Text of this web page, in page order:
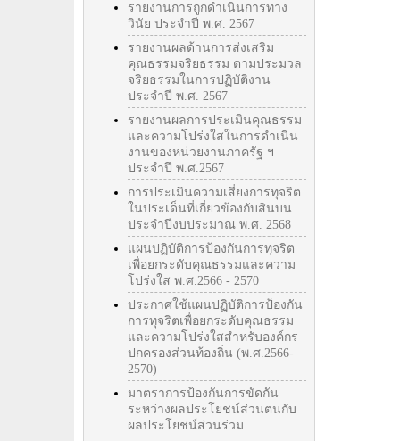
รายงานการถูกดำเนินการทาง
วินัย ประจำปี พ.ศ. 2567
รายงานผลด้านการส่งเสริม
คุณธรรมจริยธรรม ตามประมวล
จริยธรรมในการปฏิบัติงาน
ประจำปี พ.ศ. 2567
รายงานผลการประเมินคุณธรรม
และความโปร่งใสในการดำเนิน
งานของหน่วยงานภาครัฐ ฯ
ประจำปี พ.ศ.2567
การประเมินความเสี่ยงการทุจริต
ในประเด็นที่เกี่ยวข้องกับสินบน
ประจำปีงบประมาณ พ.ศ. 2568
แผนปฏิบัติการป้องกันการทุจริต
เพื่อยกระดับคุณธรรมและความ
โปร่งใส พ.ศ.2566 - 2570
ประกาศใช้แผนปฏิบัติการป้องกัน
การทุจริตเพื่อยกระดับคุณธรรม
และความโปร่งใสสำหรับองค์กร
ปกครองส่วนท้องถิ่น (พ.ศ.2566-
2570)
มาตราการป้องกันการขัดกัน
ระหว่างผลประโยชน์ส่วนตนกับ
ผลประโยชน์ส่วนร่วม